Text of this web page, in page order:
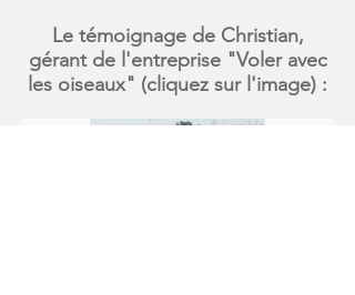
Le témoignage de Christian,
gérant de l'entreprise "Voler avec
les oiseaux" (cliquez sur l'image) :